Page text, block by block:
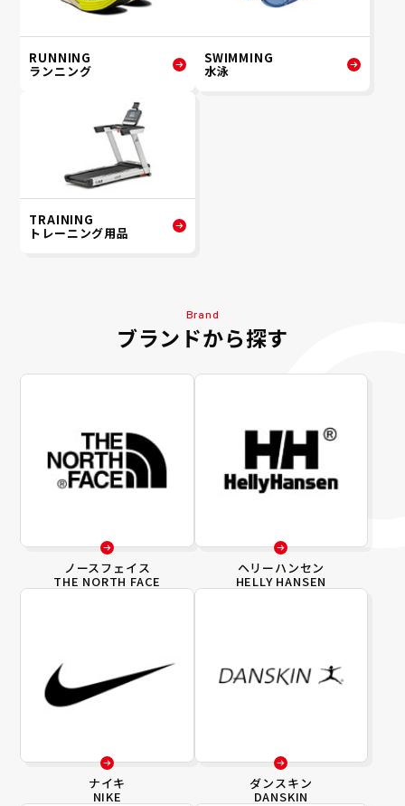
RUNNING
ランニング
SWIMMING
水泳
TRAINING
トレーニング用品
Brand
ブランドから探す
ノースフェイス
THE NORTH FACE
ヘリーハンセン
HELLY HANSEN
ナイキ
NIKE
ダンスキン
DANSKIN